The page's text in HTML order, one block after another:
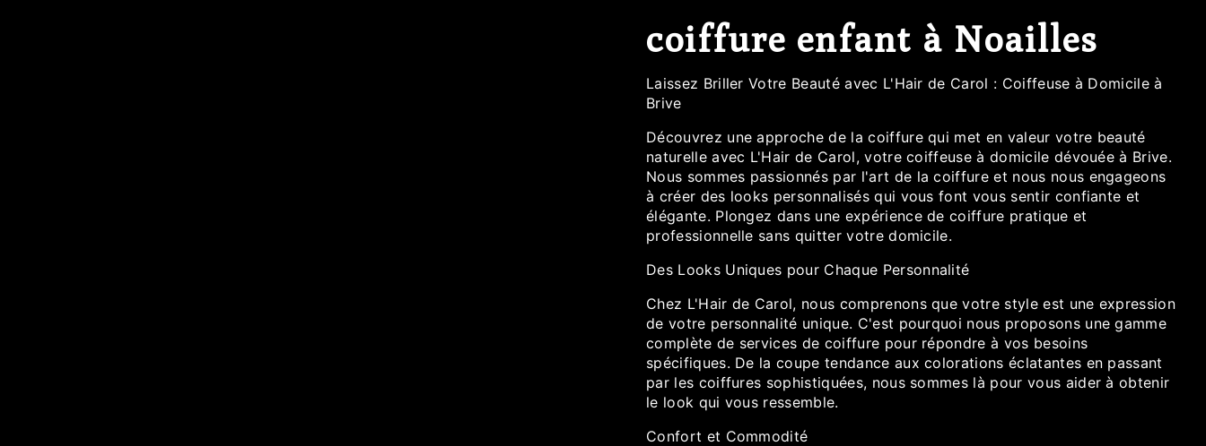
coiffure enfant à Noailles
Laissez Briller Votre Beauté avec L'Hair de Carol : Coiffeuse à Domicile à
Brive
Découvrez une approche de la coiffure qui met en valeur votre beauté
naturelle avec L'Hair de Carol, votre coiffeuse à domicile dévouée à Brive.
Nous sommes passionnés par l'art de la coiffure et nous nous engageons
à créer des looks personnalisés qui vous font vous sentir confiante et
élégante. Plongez dans une expérience de coiffure pratique et
professionnelle sans quitter votre domicile.
Des Looks Uniques pour Chaque Personnalité
Chez L'Hair de Carol, nous comprenons que votre style est une expression
de votre personnalité unique. C'est pourquoi nous proposons une gamme
complète de services de coiffure pour répondre à vos besoins
spécifiques. De la coupe tendance aux colorations éclatantes en passant
par les coiffures sophistiquées, nous sommes là pour vous aider à obtenir
le look qui vous ressemble.
Confort et Commodité